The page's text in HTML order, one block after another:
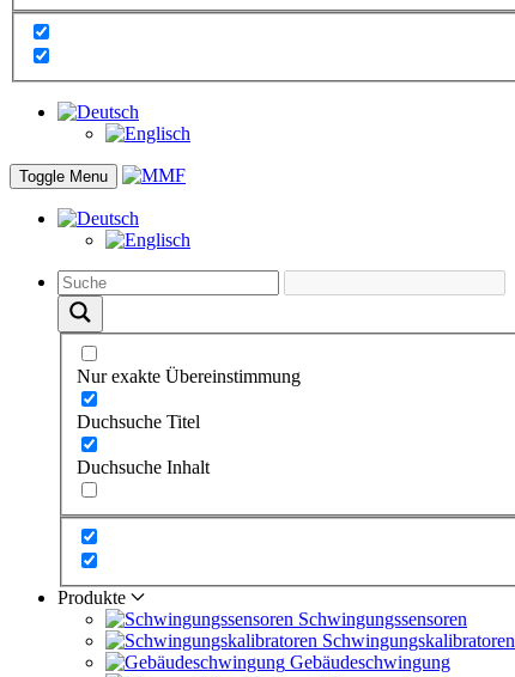
Toggle Menu
Nur exakte Übereinstimmung
Duchsuche Titel
Duchsuche Inhalt
Produkte
Schwingungs­sensoren
Schwingungs­kalibratoren
Gebäude­schwingung